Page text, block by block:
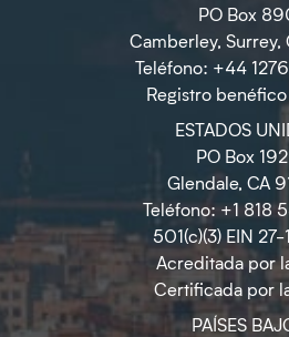
PO Box
Camberley, Surrey,
Teléfono: +44
Registro benéfico
ESTADOS
PO Box
Glendale, CA
Teléfono: +1 818
501(c)(3) EIN 27-
Acreditada por
Certificada por
PAÍSES